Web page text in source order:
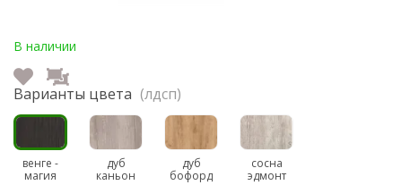
В наличии
Варианты цвета (лдсп)
венге -
магия
дуб
каньон
дуб
бофорд
сосна
эдмонт